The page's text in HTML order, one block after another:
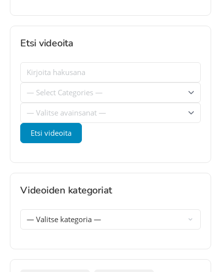
Etsi videoita
Videoiden kategoriat